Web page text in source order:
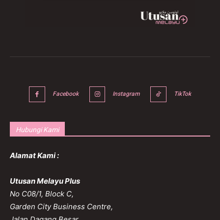
Facebook Instagram TikTok
Hubungi Kami
Alamat Kami :
Utusan Melayu Plus
No C08/1, Block C,
Garden City Business Centre,